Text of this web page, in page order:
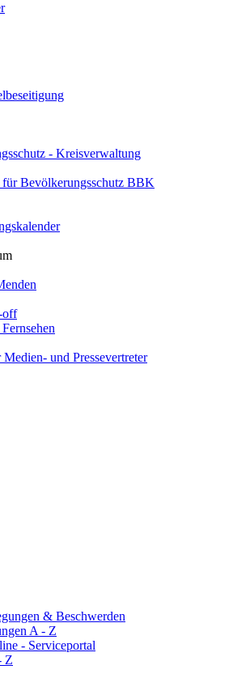
- Kreisverwaltung
für Bevölkerungsschutz BBK
off
und Pressevertreter
& Beschwerden
A - Z
- Serviceportal
Z